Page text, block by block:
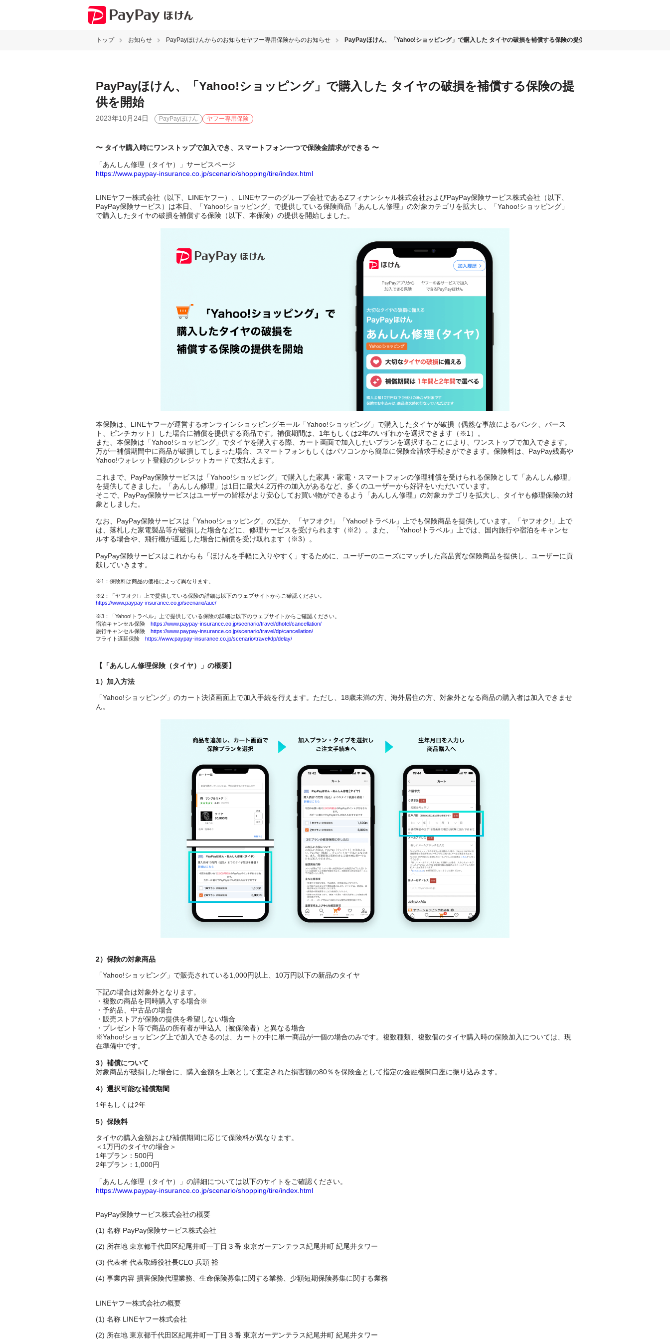
トップ お知らせ PayPayほけんからのお知らせヤフー専用保険からのお知らせ PayPayほけん、「Yahoo!ショッピング」で購入した タイヤの破損を補償する保険の提供を開始
PayPayほけん、「Yahoo!ショッピング」で購入した タイヤの破損を補償する保険の提
供を開始
2023年10月24日 PayPayほけん ヤフー専用保険
〜 タイヤ購入時にワンストップで加入でき、スマートフォン一つで保険金請求ができる 〜
「あんしん修理（タイヤ）」サービスページ
https://www.paypay-insurance.co.jp/scenario/shopping/tire/index.html
LINEヤフー株式会社（以下、LINEヤフー）、LINEヤフーのグループ会社であるZフィナンシャル株式会社およびPayPay保険サービス株式会社（以下、
PayPay保険サービス）は本日、「Yahoo!ショッピング」で提供している保険商品「あんしん修理」の対象カテゴリを拡大し、「Yahoo!ショッピング」
で購入したタイヤの破損を補償する保険（以下、本保険）の提供を開始しました。
本保険は、LINEヤフーが運営するオンラインショッピングモール「Yahoo!ショッピング」で購入したタイヤが破損（偶然な事故によるパンク、バース
ト、ピンチカット）した場合に補償を提供する商品です。補償期間は、1年もしくは2年のいずれかを選択できます（※1）。
また、本保険は「Yahoo!ショッピング」でタイヤを購入する際、カート画面で加入したいプランを選択することにより、ワンストップで加入できます。
万が一補償期間中に商品が破損してしまった場合、スマートフォンもしくはパソコンから簡単に保険金請求手続きができます。保険料は、PayPay残高や
Yahoo!ウォレット登録のクレジットカードで支払えます。
これまで、PayPay保険サービスは「Yahoo!ショッピング」で購入した家具・家電・スマートフォンの修理補償を受けられる保険として「あんしん修理」
を提供してきました。「あんしん修理」は1日に最大4.2万件の加入があるなど、多くのユーザーから好評をいただいています。
そこで、PayPay保険サービスはユーザーの皆様がより安心してお買い物ができるよう「あんしん修理」の対象カテゴリを拡大し、タイヤも修理保険の対
象としました。
なお、PayPay保険サービスは「Yahoo!ショッピング」のほか、「ヤフオク!」「Yahoo!トラベル」上でも保険商品を提供しています。「ヤフオク!」上で
は、落札した家電製品等が破損した場合などに、修理サービスを受けられます（※2）。また、「Yahoo!トラベル」上では、国内旅行や宿泊をキャンセ
ルする場合や、飛行機が遅延した場合に補償を受け取れます（※3）。
PayPay保険サービスはこれからも「ほけんを手軽に入りやすく」するために、ユーザーのニーズにマッチした高品質な保険商品を提供し、ユーザーに貢
献していきます。
※1：保険料は商品の価格によって異なります。
※2：「ヤフオク!」上で提供している保険の詳細は以下のウェブサイトからご確認ください。
https://www.paypay-insurance.co.jp/scenario/auc/
※3：「Yahoo!トラベル」上で提供している保険の詳細は以下のウェブサイトからご確認ください。
宿泊キャンセル保険 https://www.paypay-insurance.co.jp/scenario/travel/dhotel/cancellation/
旅行キャンセル保険 https://www.paypay-insurance.co.jp/scenario/travel/dp/cancellation/
フライト遅延保険 https://www.paypay-insurance.co.jp/scenario/travel/dp/delay/
【「あんしん修理保険（タイヤ）」の概要】
1）加入方法
「Yahoo!ショッピング」のカート決済画面上で加入手続を行えます。ただし、18歳未満の方、海外居住の方、対象外となる商品の購入者は加入できませ
ん。
2）保険の対象商品
「Yahoo!ショッピング」で販売されている1,000円以上、10万円以下の新品のタイヤ
下記の場合は対象外となります。
・複数の商品を同時購入する場合※
・予約品、中古品の場合
・販売ストアが保険の提供を希望しない場合
・プレゼント等で商品の所有者が申込人（被保険者）と異なる場合
※Yahoo!ショッピング上で加入できるのは、カートの中に単一商品が一個の場合のみです。複数種類、複数個のタイヤ購入時の保険加入については、現
在準備中です。
3）補償について
対象商品が破損した場合に、購入金額を上限として査定された損害額の80％を保険金として指定の金融機関口座に振り込みます。
4）選択可能な補償期間
1年もしくは2年
5）保険料
タイヤの購入金額および補償期間に応じて保険料が異なります。
＜1万円のタイヤの場合＞
1年プラン：500円
2年プラン：1,000円
「あんしん修理（タイヤ）」の詳細については以下のサイトをご確認ください。
https://www.paypay-insurance.co.jp/scenario/shopping/tire/index.html
PayPay保険サービス株式会社の概要
(1) 名称 PayPay保険サービス株式会社
(2) 所在地 東京都千代田区紀尾井町一丁目３番 東京ガーデンテラス紀尾井町 紀尾井タワー
(3) 代表者 代表取締役社長CEO 兵頭 裕
(4) 事業内容 損害保険代理業務、生命保険募集に関する業務、少額短期保険募集に関する業務
LINEヤフー株式会社の概要
(1) 名称 LINEヤフー株式会社
(2) 所在地 東京都千代田区紀尾井町一丁目３番 東京ガーデンテラス紀尾井町 紀尾井タワー